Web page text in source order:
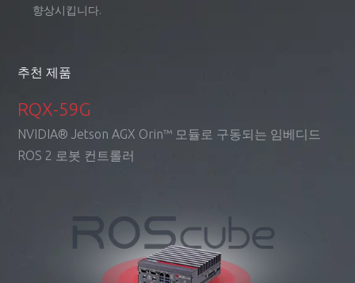
향상시킵니다.
추천 제품
RQX-59G
NVIDIA® Jetson AGX Orin™ 모듈로 구동되는 임베디드
ROS 2 로봇 컨트롤러
추천 제품
RQX-59G
임베디드 ROS 2 로봇 컨트롤러 - NVIDIA®
Jetson
AGX Orin ™ 모듈 탑재
임베디드 ROS 2 로봇 컨트롤러 - NVIDIA
AGX Orin ™ 모듈 탑재
추천 제품
RQX-59G
임베디드 ROS 2 로봇 컨트롤러 - NVIDIA
RQX-59G
임베디드 ROS 2 로봇 컨트롤러 - NVIDIA